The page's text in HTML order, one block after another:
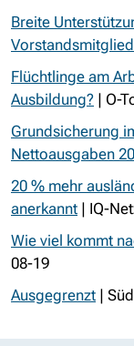
Breite
Flüchtlinge am
Ausbildung? | O-
Grundsicherung
Nettoausgaben
20 % mehr
anerkannt | IQ-
Wie viel kommt
08-19
Ausgegrenzt |